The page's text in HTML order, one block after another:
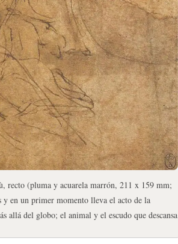
(pluma y acuarela marrón, 211 x 159 mm;
en un primer momento lleva el acto de la
allá del globo; el animal y el escudo que descansa